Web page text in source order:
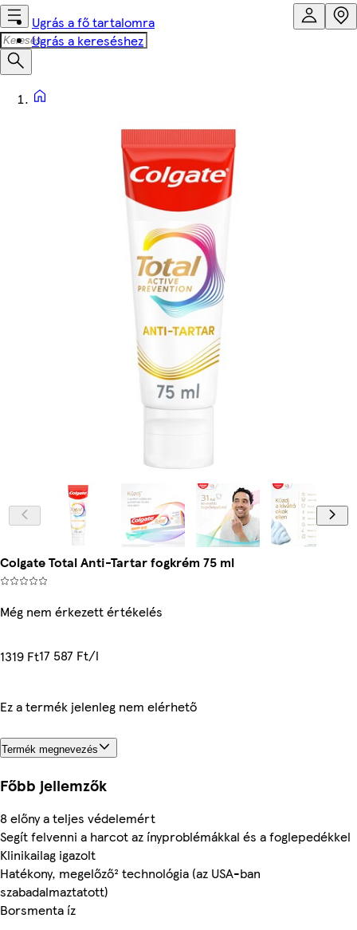
Ugrás a fő tartalomra
Ugrás a kereséshez
Colgate Total Anti-Tartar fogkrém 75 ml
Még nem érkezett értékelés
1319 Ft17 587 Ft/l
Ez a termék jelenleg nem elérhető
Termék megnevezés
Főbb jellemzők
8 előny a teljes védelemért
Segít felvenni a harcot az ínyproblémákkal és a foglepedékkel
Klinikailag igazolt
Hatékony, megelőző² technológia (az USA-ban
szabadalmaztatott)
Borsmenta íz